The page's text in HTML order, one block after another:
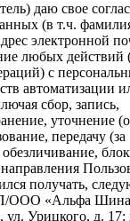
даю свое
(в т.ч.
электронной
любых действий
с
автоматизации
сбор, запись,
уточнение
передачу (за
получать,
ООО «Альфа
Урицкого, д. 17;